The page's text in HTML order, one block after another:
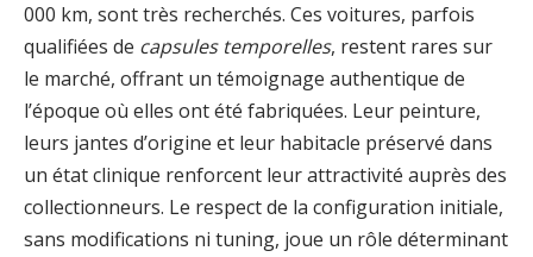
000 km, sont très recherchés. Ces voitures, parfois
qualifiées de capsules temporelles, restent rares sur
le marché, offrant un témoignage authentique de
l’époque où elles ont été fabriquées. Leur peinture,
leurs jantes d’origine et leur habitacle préservé dans
un état clinique renforcent leur attractivité auprès des
collectionneurs. Le respect de la configuration initiale,
sans modifications ni tuning, joue un rôle déterminant